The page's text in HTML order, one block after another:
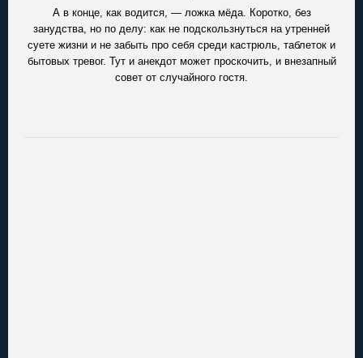
А в конце, как водится, — ложка мёда. Коротко, без
занудства, но по делу: как не подскользнуться на утренней
суете жизни и не забыть про себя среди кастрюль, таблеток и
бытовых тревог. Тут и анекдот может проскочить, и внезапный
совет от случайного гостя.